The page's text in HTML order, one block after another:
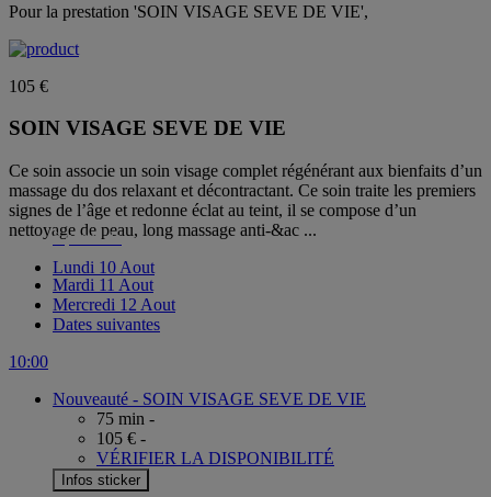
Pour la prestation 'SOIN VISAGE SEVE DE VIE',
105 €
SOIN VISAGE SEVE DE VIE
Ce soin associe un soin visage complet régénérant aux bienfaits d’un
massage du dos relaxant et décontractant. Ce soin traite les premiers
signes de l’âge et redonne éclat au teint, il se compose d’un
nettoyage de peau, long massage anti-&ac ...
Lundi 10 Aout
à partir de
Mardi 11 Aout
Mercredi 12 Aout
Dates suivantes
10:00
Nouveauté - SOIN VISAGE SEVE DE VIE
75 min -
105 € -
VÉRIFIER LA DISPONIBILITÉ
Infos sticker